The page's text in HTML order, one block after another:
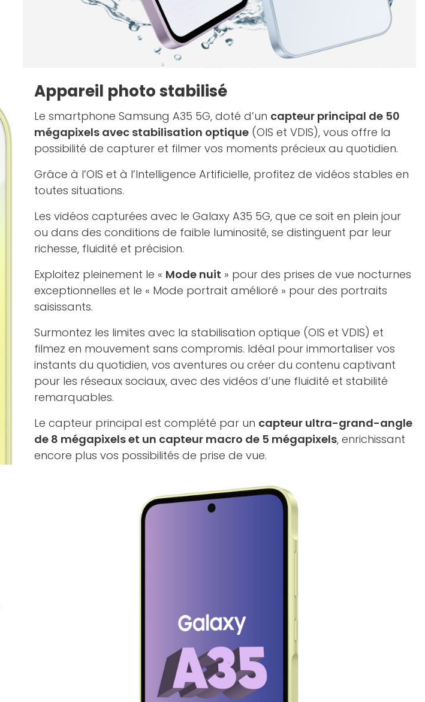
Appareil photo stabilisé
Le smartphone Samsung A35 5G, doté d’un capteur principal de 50
mégapixels avec stabilisation optique (OIS et VDIS), vous offre la
possibilité de capturer et filmer vos moments précieux au quotidien.
Grâce à l’OIS et à l’Intelligence Artificielle, profitez de vidéos stables en
toutes situations.
Les vidéos capturées avec le Galaxy A35 5G, que ce soit en plein jour
ou dans des conditions de faible luminosité, se distinguent par leur
richesse, fluidité et précision.
Exploitez pleinement le « Mode nuit » pour des prises de vue nocturnes
exceptionnelles et le « Mode portrait amélioré » pour des portraits
saisissants.
Surmontez les limites avec la stabilisation optique (OIS et VDIS) et
filmez en mouvement sans compromis. Idéal pour immortaliser vos
instants du quotidien, vos aventures ou créer du contenu captivant
pour les réseaux sociaux, avec des vidéos d’une fluidité et stabilité
remarquables.
Le capteur principal est complété par un capteur ultra-grand-angle
de 8 mégapixels et un capteur macro de 5 mégapixels, enrichissant
encore plus vos possibilités de prise de vue.